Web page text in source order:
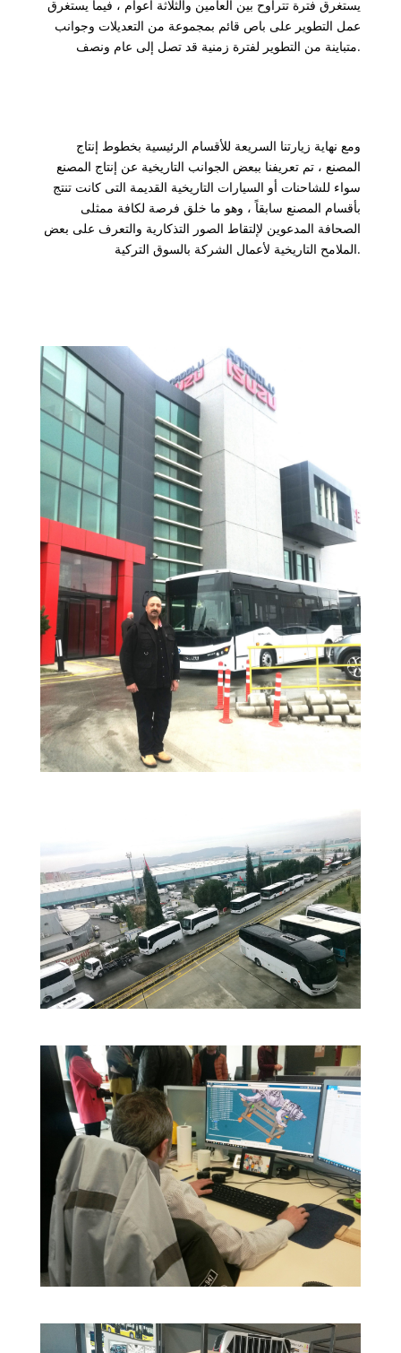
يستغرق فترة تتراوح بين العامين والثلاثة أعوام ، فيما يستغرق
عمل التطوير على باص قائم بمجموعة من التعديلات وجوانب
متباينة من التطوير لفترة زمنية قد تصل إلى عام ونصف.
ومع نهاية زيارتنا السريعة للأقسام الرئيسية بخطوط إنتاج
المصنع ، تم تعريفنا ببعض الجوانب التاريخية عن إنتاج المصنع
سواء للشاحنات أو السيارات التاريخية القديمة التى كانت تنتج
بأقسام المصنع سابقاً ، وهو ما خلق فرصة لكافة ممثلى
الصحافة المدعوين لإلتقاط الصور التذكارية والتعرف على بعض
الملامح التاريخية لأعمال الشركة بالسوق التركية.